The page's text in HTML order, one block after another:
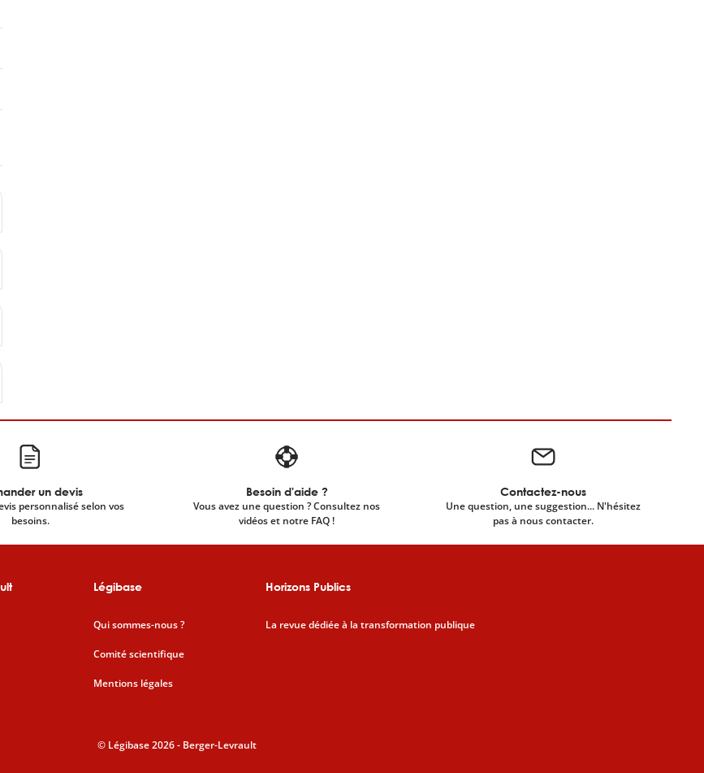
un devis
personnalisé selon vos
besoins.
Besoin d'aide ?
Vous avez une question ? Consultez nos
vidéos et notre FAQ !
Contactez-nous
Une question, une suggestion... N'hésitez
pas à nous contacter.
Légibase
Qui sommes-nous ?
Comité scientifique
Mentions légales
Horizons Publics
La revue dédiée à la transformation publique
© Légibase 2026 - Berger-Levrault